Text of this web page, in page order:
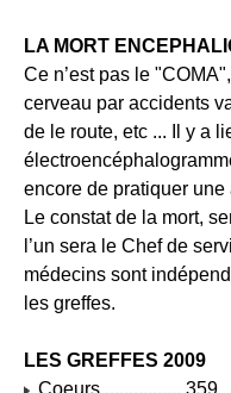
LA MORT
Ce n’est pas le
cerveau par accidents
de le route, etc ... Il y a
encore de pratiquer
Le constat de la mort,
l’un sera le Chef de
médecins sont
les greffes.
LES GREFFES 2009
Coeurs ................ 359